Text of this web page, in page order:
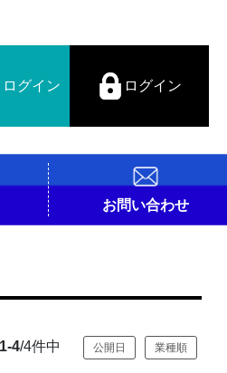
グイン ログイン
お問い合わせ
1-4/4件中 公開日 業種順